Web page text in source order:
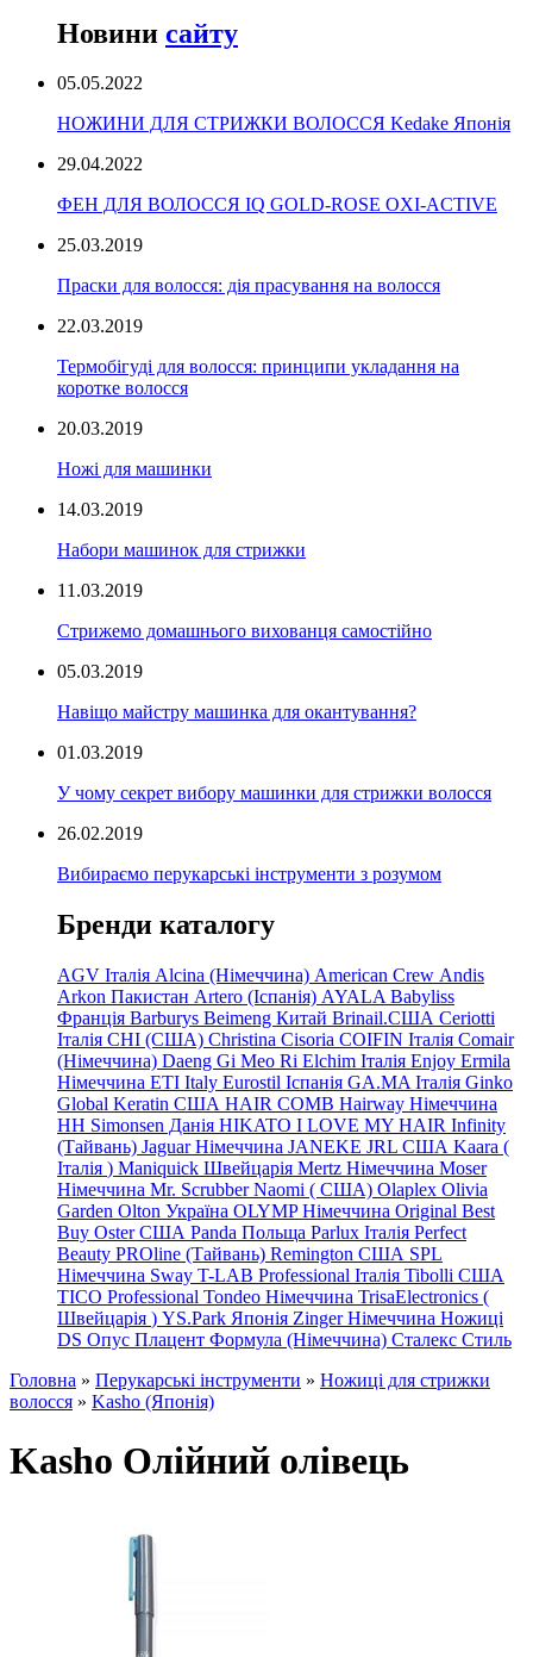
Новини сайту
05.05.2022
НОЖИНИ ДЛЯ СТРИЖКИ ВОЛОССЯ Kedake Японія
29.04.2022
ФЕН ДЛЯ ВОЛОССЯ IQ GOLD-ROSE OXI-ACTIVE
25.03.2019
Праски для волосся: дія прасування на волосся
22.03.2019
Термобігуді для волосся: принципи укладання на
коротке волосся
20.03.2019
Ножі для машинки
14.03.2019
Набори машинок для стрижки
11.03.2019
Стрижемо домашнього вихованця самостійно
05.03.2019
Навіщо майстру машинка для окантування?
01.03.2019
У чому секрет вибору машинки для стрижки волосся
26.02.2019
Вибираємо перукарські інструменти з розумом
Бренди каталогу
AGV Італія Alcina (Німеччина) American Crew Andis
Arkon Пакистан Artero (Іспанія) AYALA Babyliss
Франція Barburys Beimeng Китай Brinail.США Ceriotti
Італія CHI (США) Christina Cisoria COIFIN Італія Comair
(Німеччина) Daeng Gi Meo Ri Elchim Італія Enjoy Ermila
Німеччина ETI Italy Eurostil Іспанія GA.MA Італія Ginko
Global Keratin США HAIR COMB Hairway Німеччина
HH Simonsen Данія HIKATO I LOVE MY HAIR Infinity
(Тайвань) Jaguar Німеччина JANEKE JRL США Kaara (
Італія ) Maniquick Швейцарія Mertz Німеччина Moser
Німеччина Mr. Scrubber Naomi ( США) Olaplex Olivia
Garden Olton Україна OLYMP Німеччина Original Best
Buy Oster США Panda Польща Parlux Італія Perfect
Beauty PROline (Тайвань) Remington США SPL
Німеччина Sway T-LAB Professional Італія Tibolli США
TICO Professional Tondeo Німеччина TrisaElectronics (
Швейцарія ) YS.Park Японія Zinger Німеччина Ножиці
DS Опус Плацент Формула (Німеччина) Сталекс Стиль
Головна » Перукарські інструменти » Ножиці для стрижки
волосся » Kasho (Японія)
Kasho Олійний олівець